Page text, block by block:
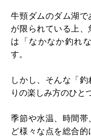
牛頸ダムのダム湖
が限られている上
は「なかなか釣れ
す。
しかし、そんな「
りの楽しみ方のひと
季節や水温、時間
ど様々な点を総合